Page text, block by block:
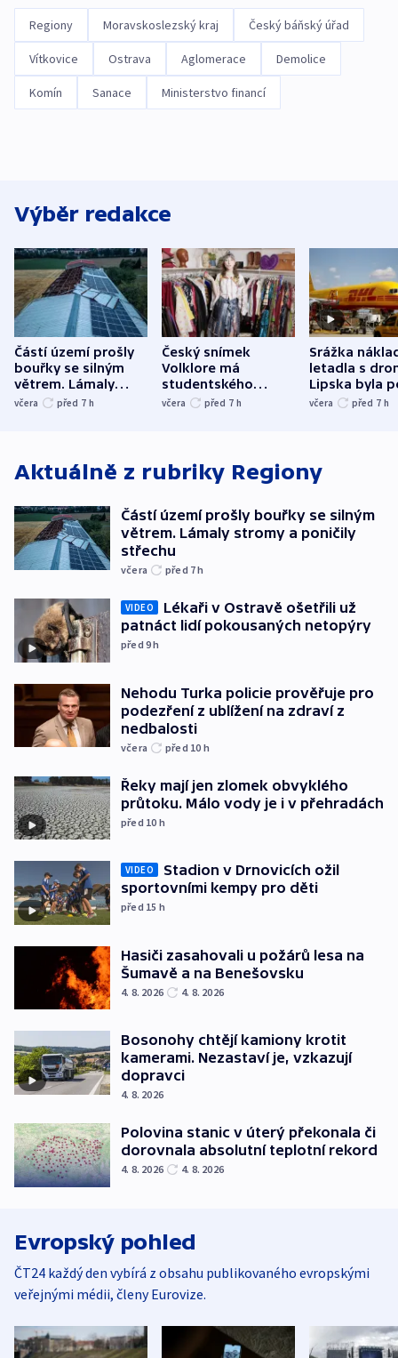
Regiony Moravskoslezský kraj Český báňský úřad
Vítkovice Ostrava Aglomerace Demolice
Komín Sanace Ministerstvo financí
Výběr redakce
Částí území prošly
bouřky se silným
větrem. Lámaly
stromy a poničily
včera před 7 h
Český snímek
Volklore má
studentského
Oscara, zabojuje o
včera před 7 h
Srážka
letadla s
Lipska byla
německého
včera před 7 h
Aktuálně z rubriky Regiony
Částí území prošly bouřky se silným
větrem. Lámaly stromy a poničily
střechu
včera před 7h
VIDEO
Lékaři v Ostravě ošetřili už
patnáct lidí pokousaných netopýry
před 9h
Nehodu Turka policie prověřuje pro
podezření z ublížení na zdraví z
nedbalosti
včera před 10 h
Řeky mají jen zlomek obvyklého
průtoku. Málo vody je i v přehradách
před 10 h
VIDEO
Stadion v Drnovicích ožil
sportovními kempy pro děti
před 15 h
Hasiči zasahovali u požárů lesa na
Šumavě a na Benešovsku
4. 8. 2026 4. 8. 2026
Bosonohy chtějí kamiony krotit
kamerami. Nezastaví je, vzkazují
dopravci
4. 8. 2026
Polovina stanic v úterý překonala či
dorovnala absolutní teplotní rekord
4. 8. 2026 4. 8. 2026
Evropský pohled
ČT24 každý den vybírá z obsahu publikovaného evropskými
veřejnými médii, členy Eurovize.